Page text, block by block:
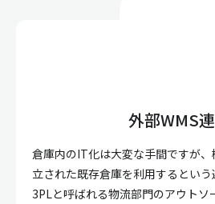
外部WMS
倉庫内のIT化は大変な手間ですが
立された既存倉庫を利用するという
3PLと呼ばれる物流部門のアウトソ